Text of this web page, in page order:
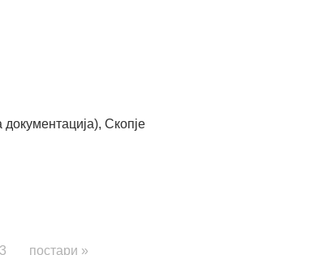
Скопје
3 постари »